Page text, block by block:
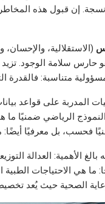
إن قبول هذه المخاطر
(الاستقلالية،
سلامة الوجود. تزيد
متناسبة: فالقدرة
المدربة على قواعد
الرياضي ضمنيًا ما
فحسب، بل معرفيًا
الأهمية: العدالة
هي الاحتياجات الطبية
الصحية حيث يُعد تخصيص